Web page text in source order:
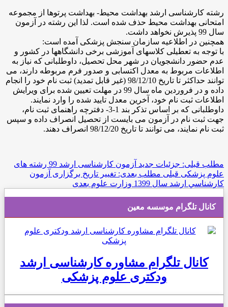
رشته کارشناسی ارشد بهداشت محیط- بهداشت پرتوها از مجموعه
امتحانی بهداشت محیط حذف شده است. لذا این رشته در آزمون
سال 99 پذیرش نخواهد داشت.
همچنین در اطلاعیه سازمان سنجش پزشکی آمده است:
با توجه به تعطیلی کلاسهای آموزشی برخی دانشگاهها در کشور و
عدم حضور دانشجویان در شهر محل تحصیل، داوطلبانی که نیاز به
اطلاعات مربوط به معدل اکتسابی و صدور فرم مربوطه دارند، می
توانند حداکثر تا تاریخ 98/12/10 (غیر قابل تمدید) ثبت نام خود را انجام
داده و در فروردین ماه سال 99 در مهلت تعیین شده برای ویرایش
اطلاعات ثبت نام خود، آخرین معدل تایید شده را وارد نمایند.
داوطلبانی که بر اساس تذکر بند 1-3- دفترچه راهنمای ثبت نام،
جهت ثبت نام در آزمون می بایست از تحصیل انصراف داده و سپس
ثبت نام نمایند، می توانند تا تاریخ 98/12/20 انصراف دهند.
مطلب قبلی: جزئیات جدید آزمون کارشناسی ارشد 99 رشته های
علوم پزشکی قبلی مطلب بعدی: تغییر تاریخ برگزاری آزمون
كارشناسي ارشد سال 1399 وزارت علوم
بعدی
کانال تلگرام موسسه معین
کانال تلگرام مشاوره کارشناسی ارشد
ودکتری علوم پزشکی